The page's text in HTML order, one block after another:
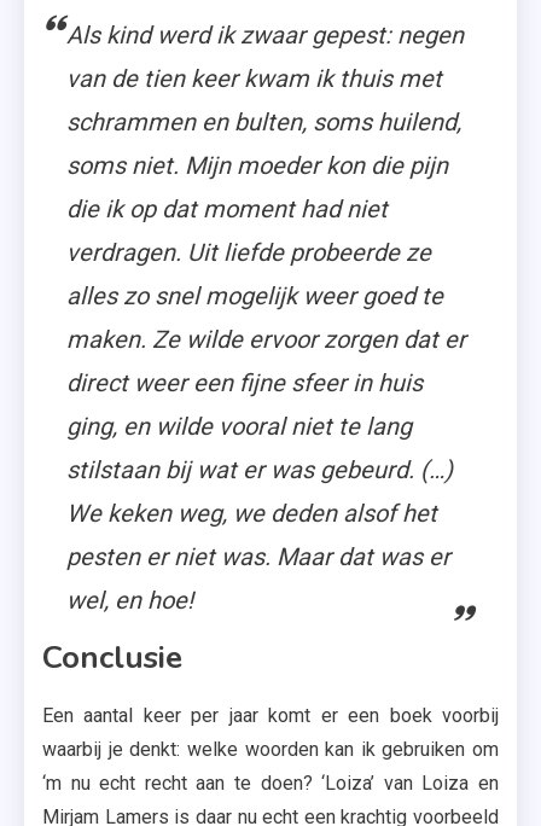
Als kind werd ik zwaar gepest: negen
van de tien keer kwam ik thuis met
schrammen en bulten, soms huilend,
soms niet. Mijn moeder kon die pijn
die ik op dat moment had niet
verdragen. Uit liefde probeerde ze
alles zo snel mogelijk weer goed te
maken. Ze wilde ervoor zorgen dat er
direct weer een fijne sfeer in huis
ging, en wilde vooral niet te lang
stilstaan bij wat er was gebeurd. (…)
We keken weg, we deden alsof het
pesten er niet was. Maar dat was er
wel, en hoe!
Conclusie
Een aantal keer per jaar komt er een boek voorbij
waarbij je denkt: welke woorden kan ik gebruiken om
‘m nu echt recht aan te doen? ‘Loiza’ van Loiza en
Mirjam Lamers is daar nu echt een krachtig voorbeeld